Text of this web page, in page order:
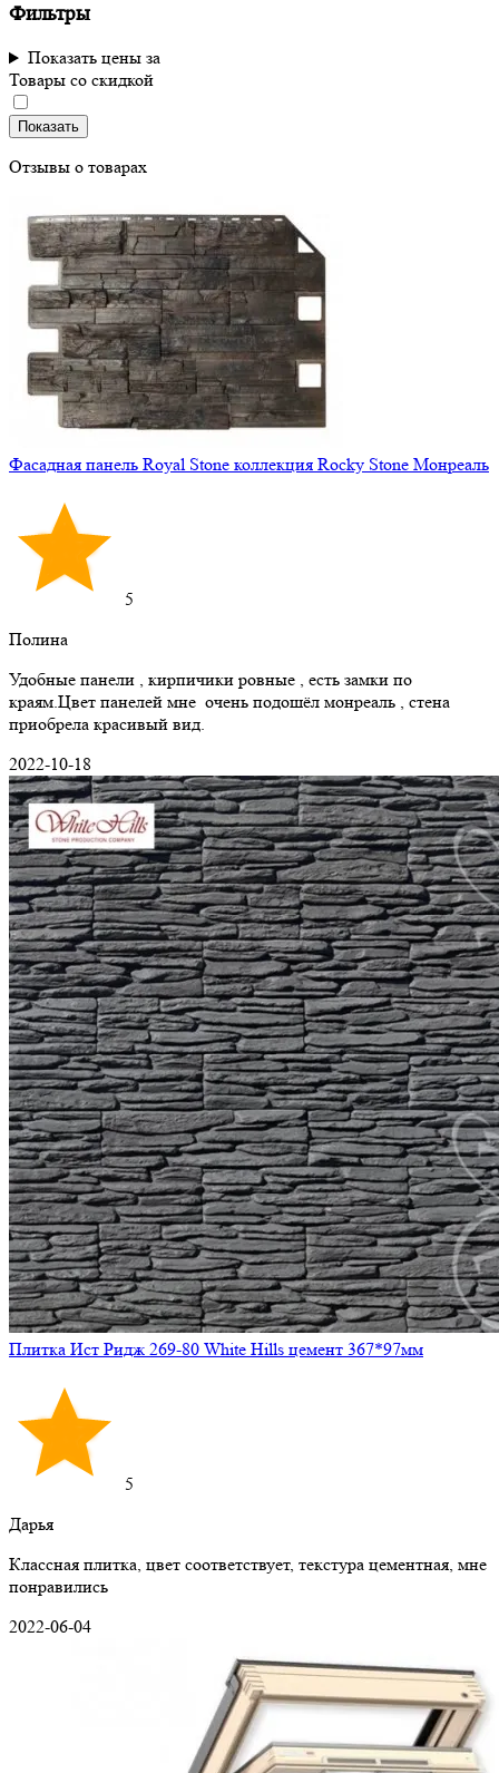
Фильтры
Показать цены за
Товары со скидкой
Показать
Отзывы о товарах
Фасадная панель Royal Stone коллекция Rocky Stone Монреаль
5
Полина
Удобные панели , кирпичики ровные , есть замки по
краям.Цвет панелей мне очень подошёл монреаль , стена
приобрела красивый вид.
2022-10-18
Плитка Ист Ридж 269-80 White Hills цемент 367*97мм
5
Дарья
Классная плитка, цвет соответствует, текстура цементная, мне
понравились
2022-06-04